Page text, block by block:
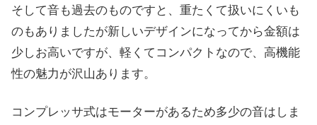
そして音も過去のものですと、重たくて扱いにくいも
のもありましたが新しいデザインになってから金額は
少しお高いですが、軽くてコンパクトなので、高機能
性の魅力が沢山あります。
コンプレッサ式はモーターがあるため多少の音はしま